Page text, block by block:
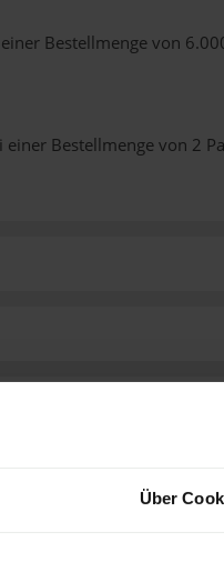
Über
Bestellmenge von
einer Bestellmenge von 2